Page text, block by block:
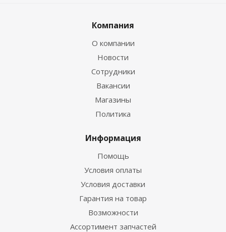
Компания
О компании
Новости
Сотрудники
Вакансии
Магазины
Политика
Информация
Помощь
Условия оплаты
Условия доставки
Гарантия на товар
Возможности
Ассортимент запчастей